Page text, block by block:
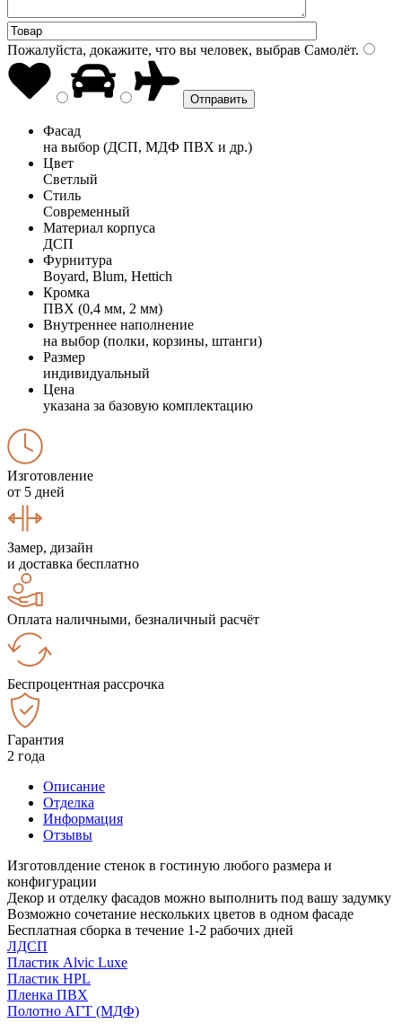
Пожалуйста, докажите, что вы человек, выбрав Самолёт.
Фасад
на выбор (ДСП, МДФ ПВХ и др.)
Цвет
Светлый
Стиль
Современный
Материал корпуса
ДСП
Фурнитура
Boyard, Blum, Hettich
Кромка
ПВХ (0,4 мм, 2 мм)
Внутреннее наполнение
на выбор (полки, корзины, штанги)
Размер
индивидуальный
Цена
указана за базовую комплектацию
Изготовление
от 5 дней
Замер, дизайн
и доставка бесплатно
Оплата наличными, безналичный расчёт
Беспроцентная рассрочка
Гарантия
2 года
Описание
Отделка
Информация
Отзывы
Изготовлдение стенок в гостиную любого размера и
конфигурации
Декор и отделку фасадов можно выполнить под вашу задумку
Возможно сочетание нескольких цветов в одном фасаде
Бесплатная сборка в течение 1-2 рабочих дней
ЛДСП
Пластик Alvic Luxe
Пластик HPL
Пленка ПВХ
Полотно АГТ (МДФ)